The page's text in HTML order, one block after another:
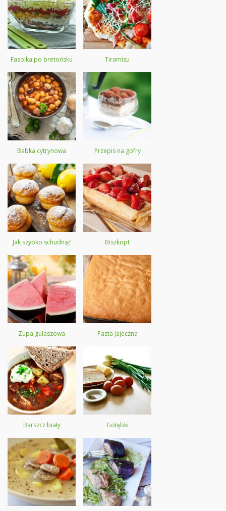
Fasolka po bretońsku Tiramisu
Babka cytrynowa Przepis na gofry
Jak szybko schudnąć Biszkopt
Zupa gulaszowa Pasta jajeczna
Barszcz biały Gołąbki